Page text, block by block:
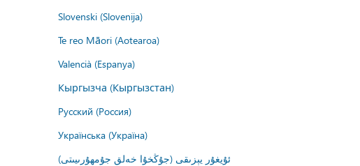
Slovenski (Slovenija)
Te reo Māori (Aotearoa)
Valencià (Espanya)
Кыргызча (Кыргызстан)
Русский (Россия)
Українська (Україна)
ئۇيغۇر يېزىقى (جۇڭخۇا خەلق جۇمھۇرىيىتى)